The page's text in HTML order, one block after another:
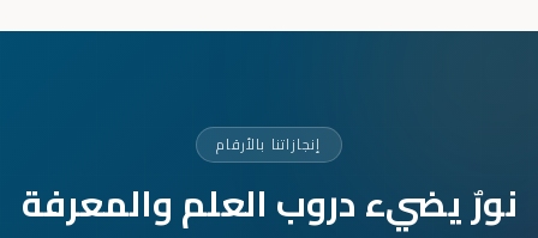
إنجازاتنا بالأرقام
نورٌ يضيء دروب العلم والمعرفة